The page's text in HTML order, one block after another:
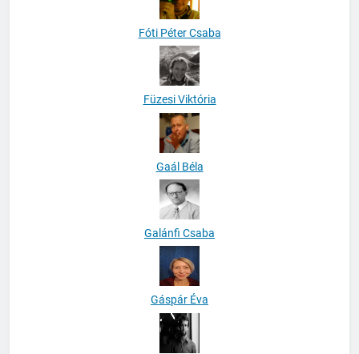
Fóti Péter Csaba
Füzesi Viktória
Gaál Béla
Galánfi Csaba
Gáspár Éva